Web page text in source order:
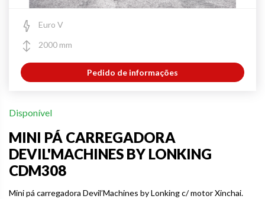
Euro V
2000 mm
Pedido de informações
Disponível
MINI PÁ CARREGADORA
DEVIL'MACHINES BY LONKING
CDM308
Mini pá carregadora Devil’Machines by Lonking c/ motor Xinchai.